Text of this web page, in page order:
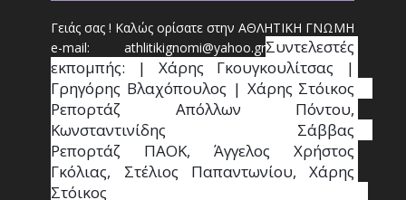
Γειάς σας ! Καλώς ορίσατε στην ΑΘΛΗΤΙΚΗ ΓΝΩΜΗ
e-mail: athlitikignomi@yahoo.grΣυντελεστές
εκπομπής: | Χάρης Γκουγκουλίτσας |
Γρηγόρης Βλαχόπουλος | Χάρης Στόικος
Ρεπορτάζ Απόλλων Πόντου,
Κωνσταντινίδης   Σάββας
Ρεπορτάζ ΠΑΟΚ, Άγγελος Χρήστος
Γκόλιας, Στέλιος Παπαντωνίου, Χάρης
Στόικος